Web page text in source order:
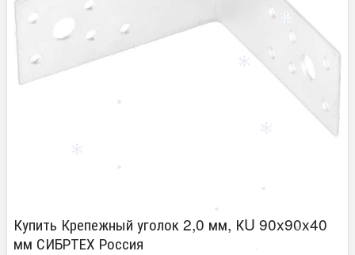
Купить Крепежный уголок 2,0 мм, КU 90x90x40
мм СИБРТЕХ Россия